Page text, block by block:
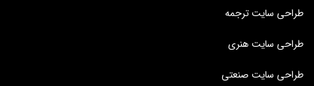
طراحی سایت ترجمه
طراحی سایت هنری
طراحی سایت صنعتی